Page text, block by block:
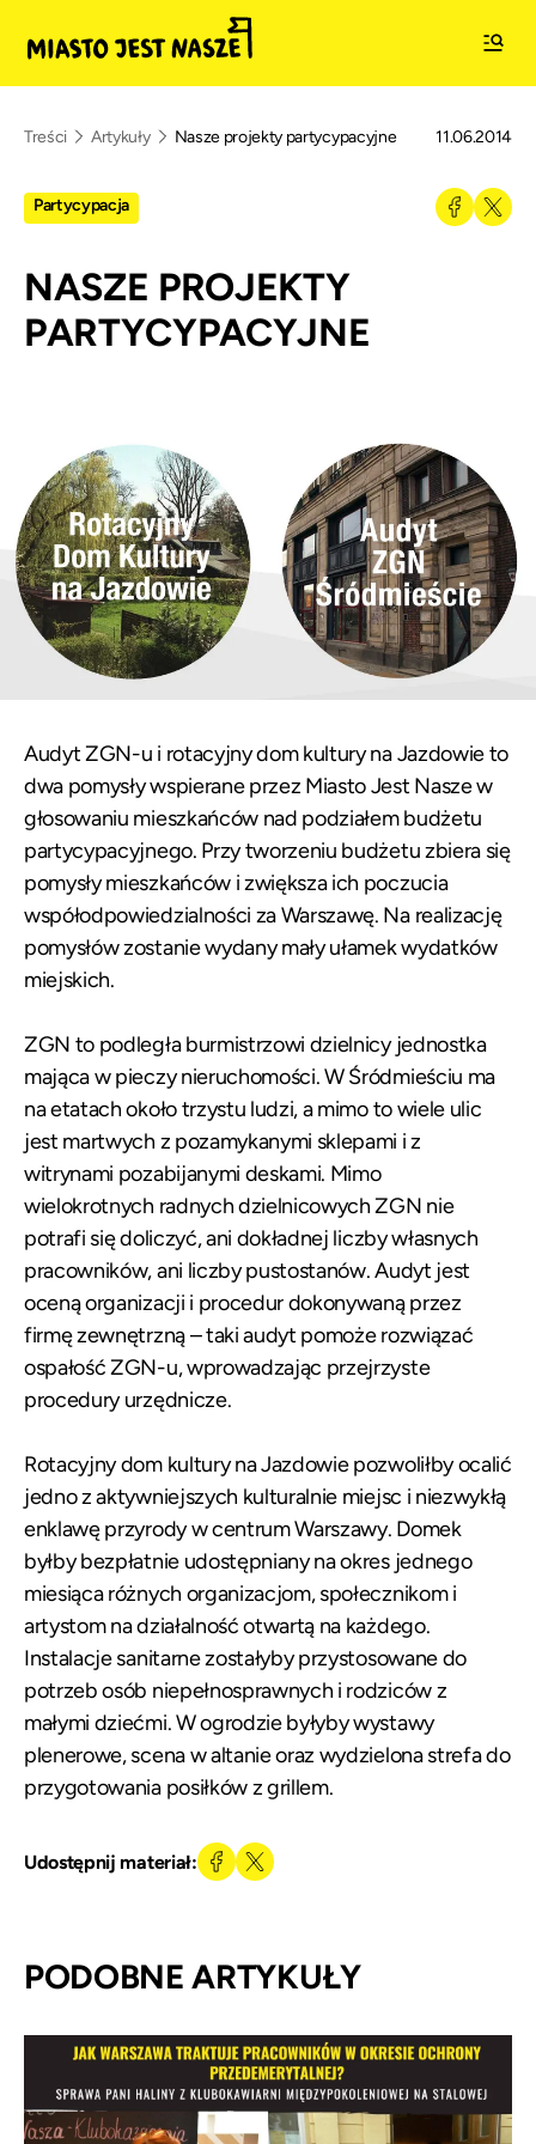
Treści Artykuły Nasze projekty partycypacyjne 11.06.2014
Partycypacja
NASZE PROJEKTY
PARTYCYPACYJNE
Audyt ZGN-u i rotacyjny dom kultury na Jazdowie to
dwa pomysły wspierane przez Miasto Jest Nasze w
głosowaniu mieszkańców nad podziałem budżetu
partycypacyjnego. Przy tworzeniu budżetu zbiera się
pomysły mieszkańców i zwiększa ich poczucia
współodpowiedzialności za Warszawę. Na realizację
pomysłów zostanie wydany mały ułamek wydatków
miejskich.
ZGN to podległa burmistrzowi dzielnicy jednostka
mająca w pieczy nieruchomości. W Śródmieściu ma
na etatach około trzystu ludzi, a mimo to wiele ulic
jest martwych z pozamykanymi sklepami i z
witrynami pozabijanymi deskami. Mimo
wielokrotnych radnych dzielnicowych ZGN nie
potrafi się doliczyć, ani dokładnej liczby własnych
pracowników, ani liczby pustostanów. Audyt jest
oceną organizacji i procedur dokonywaną przez
firmę zewnętrzną – taki audyt pomoże rozwiązać
ospałość ZGN-u, wprowadzając przejrzyste
procedury urzędnicze.
Rotacyjny dom kultury na Jazdowie pozwoliłby ocalić
jedno z aktywniejszych kulturalnie miejsc i niezwykłą
enklawę przyrody w centrum Warszawy. Domek
byłby bezpłatnie udostępniany na okres jednego
miesiąca różnych organizacjom, społecznikom i
artystom na działalność otwartą na każdego.
Instalacje sanitarne zostałyby przystosowane do
potrzeb osób niepełnosprawnych i rodziców z
małymi dziećmi. W ogrodzie byłyby wystawy
plenerowe, scena w altanie oraz wydzielona strefa do
przygotowania posiłków z grillem.
Udostępnij materiał:
PODOBNE ARTYKUŁY